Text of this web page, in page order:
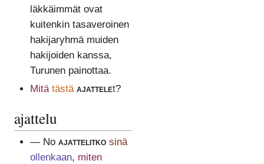
läkkäimmät ovat
kuitenkin tasaveroinen
hakijaryhmä muiden
hakijoiden kanssa,
Turunen painottaa.
Mitä tästä ajattelet?
ajattelu
— No ajattelitko sinä
ollenkaan, miten